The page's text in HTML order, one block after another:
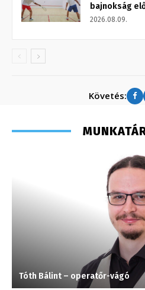
bajnokság
2026.08.09.
Követés:
Tóth Bálint – operatőr-vágó